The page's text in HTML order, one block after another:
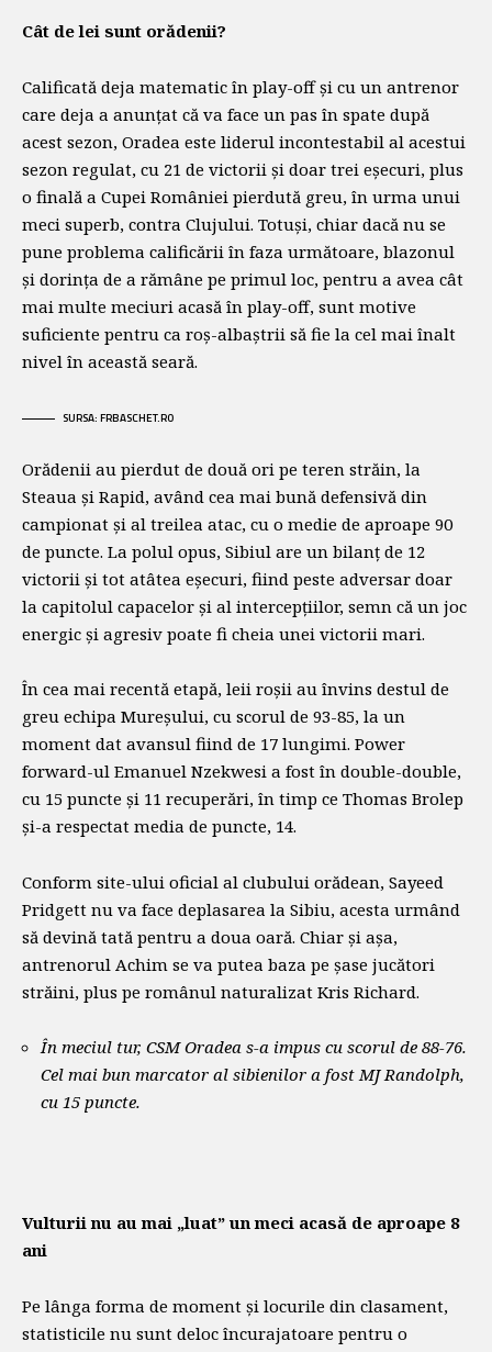
Cât de lei sunt orădenii?
Calificată deja matematic în play-off și cu un antrenor
care deja a anunțat că va face un pas în spate după
acest sezon, Oradea este liderul incontestabil al acestui
sezon regulat, cu 21 de victorii și doar trei eșecuri, plus
o finală a Cupei României pierdută greu, în urma unui
meci superb, contra Clujului. Totuși, chiar dacă nu se
pune problema calificării în faza următoare, blazonul
și dorința de a rămâne pe primul loc, pentru a avea cât
mai multe meciuri acasă în play-off, sunt motive
suficiente pentru ca roș-albaștrii să fie la cel mai înalt
nivel în această seară.
SURSA: FRBASCHET.RO
Orădenii au pierdut de două ori pe teren străin, la
Steaua și Rapid, având cea mai bună defensivă din
campionat și al treilea atac, cu o medie de aproape 90
de puncte. La polul opus, Sibiul are un bilanț de 12
victorii și tot atâtea eșecuri, fiind peste adversar doar
la capitolul capacelor și al intercepțiilor, semn că un joc
energic și agresiv poate fi cheia unei victorii mari.
În cea mai recentă etapă, leii roșii au învins destul de
greu echipa Mureșului, cu scorul de 93-85, la un
moment dat avansul fiind de 17 lungimi. Power
forward-ul Emanuel Nzekwesi a fost în double-double,
cu 15 puncte și 11 recuperări, în timp ce Thomas Brolep
și-a respectat media de puncte, 14.
Conform site-ului oficial al clubului orădean, Sayeed
Pridgett nu va face deplasarea la Sibiu, acesta urmând
să devină tată pentru a doua oară. Chiar și așa,
antrenorul Achim se va putea baza pe șase jucători
străini, plus pe românul naturalizat Kris Richard.
În meciul tur, CSM Oradea s-a impus cu scorul de 88-76.
Cel mai bun marcator al sibienilor a fost MJ Randolph,
cu 15 puncte.
Vulturii nu au mai „luat” un meci acasă de aproape 8
ani
Pe lânga forma de moment și locurile din clasament,
statisticile nu sunt deloc încurajatoare pentru o